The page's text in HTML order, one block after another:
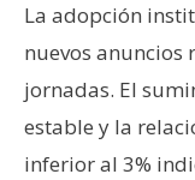
La adopción
nuevos anuncios
jornadas. El
estable y la
inferior al 3%